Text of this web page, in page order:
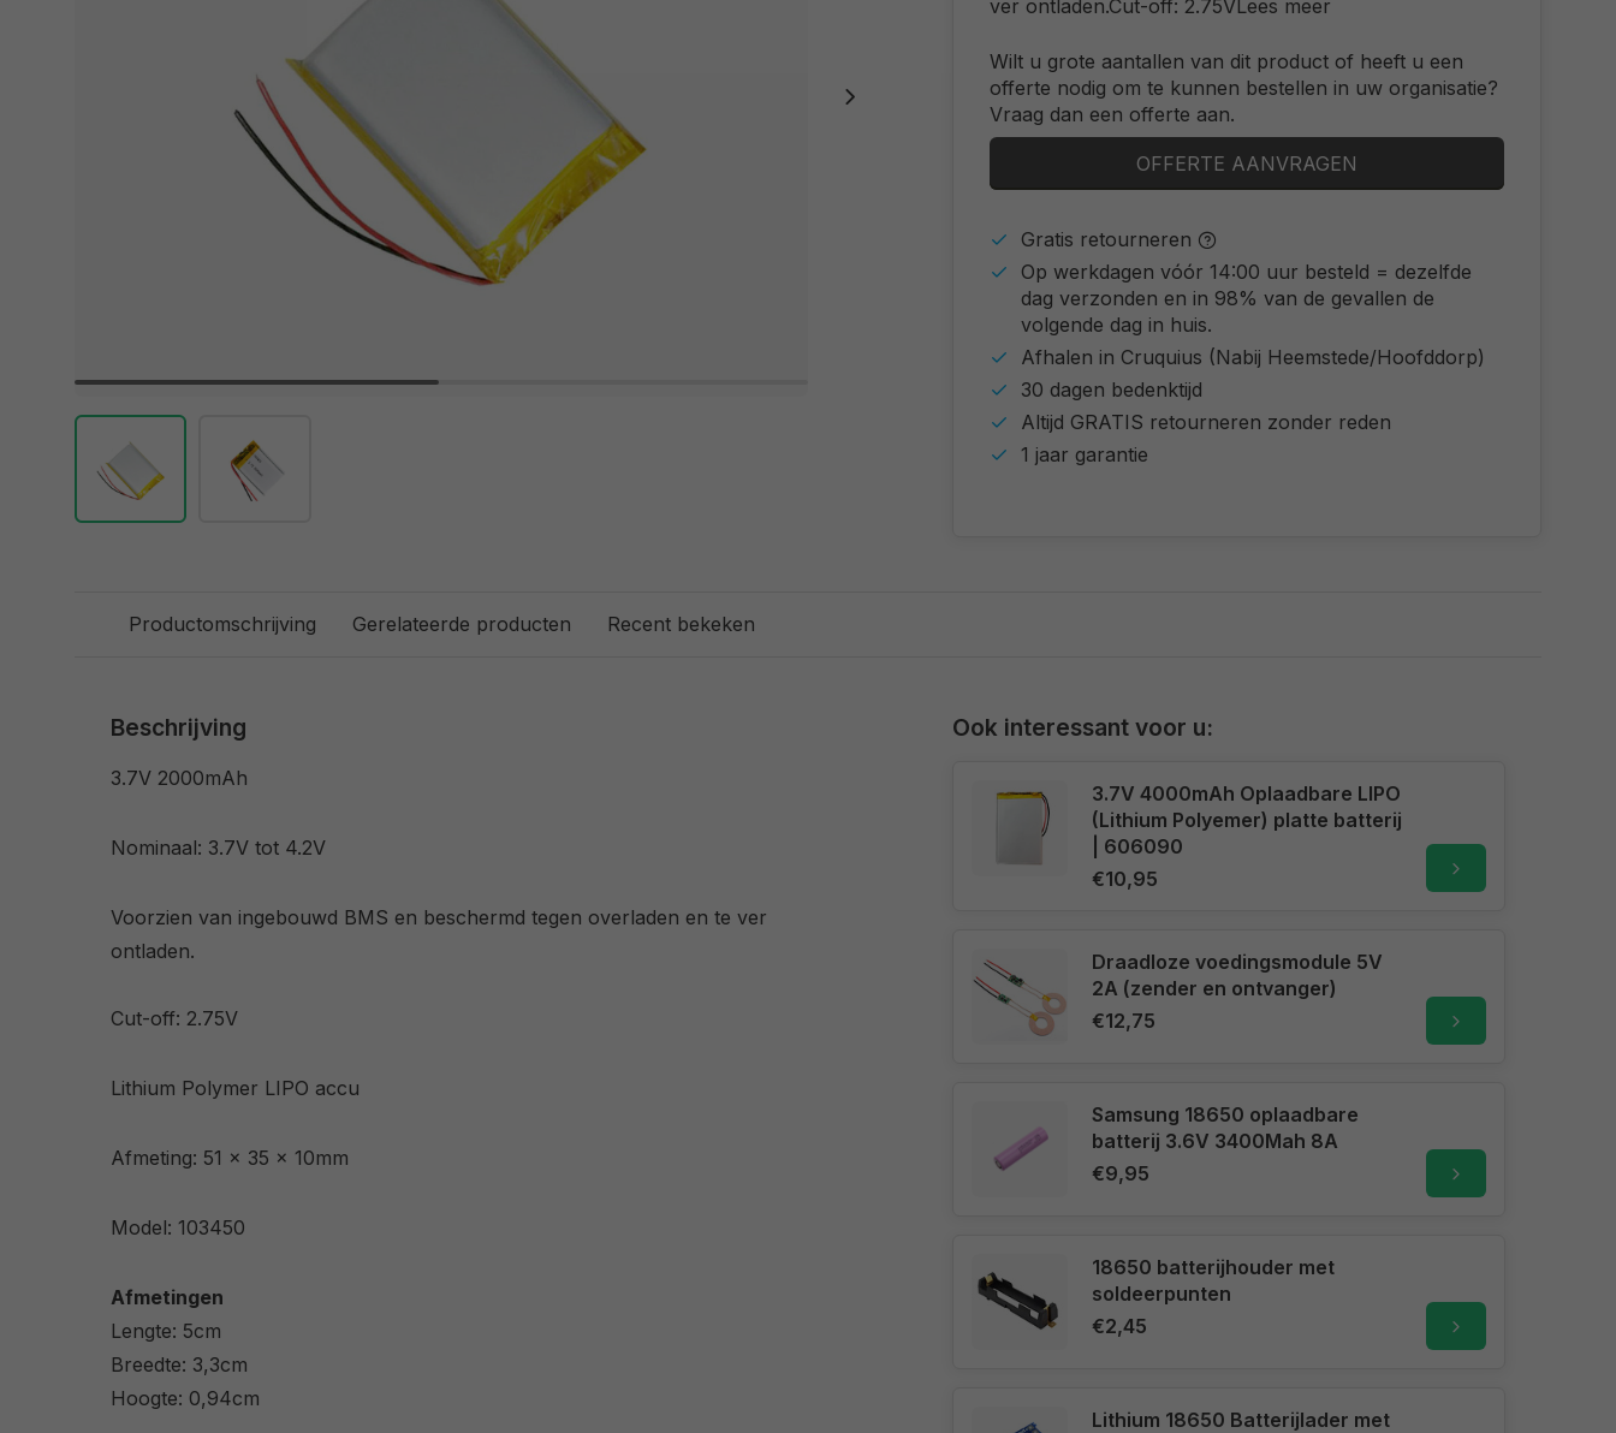
ver ontladen.Cut-off: 2.75VLees meer
Wilt u grote aantallen van dit product of heeft u een
offerte nodig om te kunnen bestellen in uw organisatie?
Vraag dan een offerte aan.
OFFERTE AANVRAGEN
Gratis retourneren
Op werkdagen vóór 14:00 uur besteld = dezelfde
dag verzonden en in 98% van de gevallen de
volgende dag in huis.
Afhalen in Cruquius (Nabij Heemstede/Hoofddorp)
30 dagen bedenktijd
Altijd GRATIS retourneren zonder reden
1 jaar garantie
Productomschrijving Gerelateerde producten Recent bekeken
Beschrijving
3.7V 2000mAh
Nominaal: 3.7V tot 4.2V
Voorzien van ingebouwd BMS en beschermd tegen overladen en te ver
ontladen.
Cut-off: 2.75V
Lithium Polymer LIPO accu
Afmeting: 51 x 35 x 10mm
Model: 103450
Afmetingen
Lengte: 5cm
Breedte: 3,3cm
Hoogte: 0,94cm
Ook interessant voor u:
3.7V 4000mAh Oplaadbare LIPO
(Lithium Polyemer) platte batterij
| 606090
€10,95
Draadloze voedingsmodule 5V
2A (zender en ontvanger)
€12,75
Samsung 18650 oplaadbare
batterij 3.6V 3400Mah 8A
€9,95
18650 batterijhouder met
soldeerpunten
€2,45
Lithium 18650 Batterijlader met